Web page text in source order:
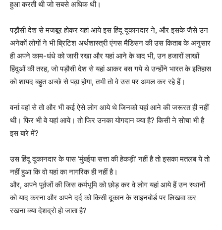
हुआ करती थी जो सबसे अधिक थी।
पड़ौसी देश से मजबूर होकर यहां आये इस हिंदू दूकानदार ने, और इसके जैसे उन
अनेकों लोगों ने भी ब्रिटिश अर्थशास्त्री एंगस मैडिसन की उस किताब के अनुसार
ही अपने काम-धंधे को जारी रखा और यहां आने के बाद भी, उन हजारों लाखों
हिंदुओं की तरह, जो पड़ौसी देश से यहां आकर बस गये थे उन्होंने भारत के इतिहास
को शायद बहुत अच्छे से पढ़ा होगा, तभी तो वे उस पर अमल कर रहे हैं।
वर्ना वहां से तो और भी कई ऐसे लोग आये थे जिनको यहां आने की जरूरत ही नहीं
थी। फिर भी वे यहां आये। तो फिर उनका योगदान क्या है? किसी ने सोचा भी है
इस बारे में?
उस हिंदू दूकानदार के पास ‘मुंबईया सत्ता की हेकड़ी‘ नहीं है तो इसका मतलब ये तो
नहीं हुआ कि वो यहां का नागरिक ही नहीं है।
और, अपने पूर्वजों की जिस कर्मभूमि को छोड़ कर वे लोग यहां आये हैं उन स्थानों
को याद करना और अपने दर्द को किसी दूकान के साइनबोर्ड पर लिखवा कर
रखना क्या देशद्रो हो जाता है?